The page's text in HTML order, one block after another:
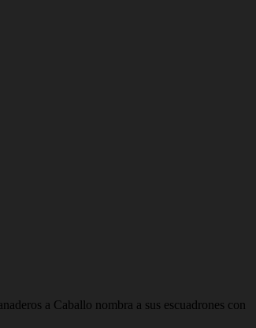
a Caballo nombra a sus escuadrones con